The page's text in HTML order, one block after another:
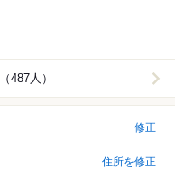
487人）
修正
住所を修正